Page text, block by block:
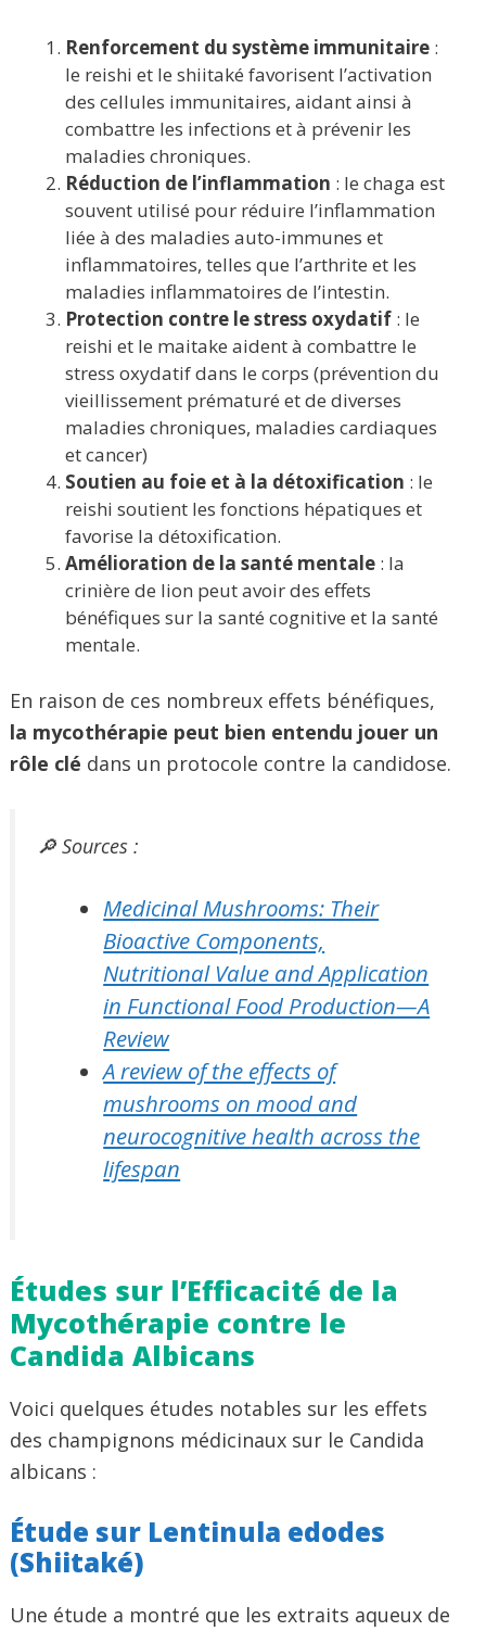
Renforcement du système immunitaire :
le reishi et le shiitaké favorisent l’activation
des cellules immunitaires, aidant ainsi à
combattre les infections et à prévenir les
maladies chroniques.
Réduction de l’inflammation : le chaga est
souvent utilisé pour réduire l’inflammation
liée à des maladies auto-immunes et
inflammatoires, telles que l’arthrite et les
maladies inflammatoires de l’intestin.
Protection contre le stress oxydatif : le
reishi et le maitake aident à combattre le
stress oxydatif dans le corps (prévention du
vieillissement prématuré et de diverses
maladies chroniques, maladies cardiaques
et cancer)
Soutien au foie et à la détoxification : le
reishi soutient les fonctions hépatiques et
favorise la détoxification.
Amélioration de la santé mentale : la
crinière de lion peut avoir des effets
bénéfiques sur la santé cognitive et la santé
mentale.
En raison de ces nombreux effets bénéfiques,
la mycothérapie peut bien entendu jouer un
rôle clé dans un protocole contre la candidose.
🔎 Sources :
Medicinal Mushrooms: Their
Bioactive Components,
Nutritional Value and Application
in Functional Food Production—A
Review
A review of the effects of
mushrooms on mood and
neurocognitive health across the
lifespan
Études sur l’Efficacité de la
Mycothérapie contre le
Candida Albicans
Voici quelques études notables sur les effets
des champignons médicinaux sur le Candida
albicans :
Étude sur Lentinula edodes
(Shiitaké)
Une étude a montré que les extraits aqueux de